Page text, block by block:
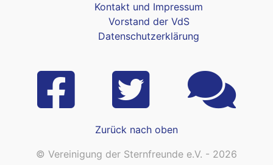
Kontakt und Impressum
Vorstand der VdS
Datenschutzerklärung
Zurück nach oben
© Vereinigung der Sternfreunde e.V. - 2026